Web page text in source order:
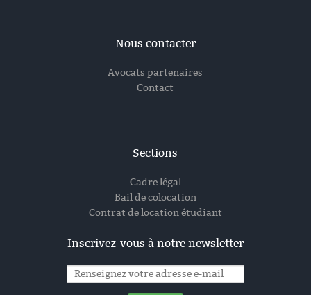
Nous contacter
Avocats partenaires
Contact
Sections
Cadre légal
Bail de colocation
Contrat de location étudiant
Inscrivez-vous à notre newsletter